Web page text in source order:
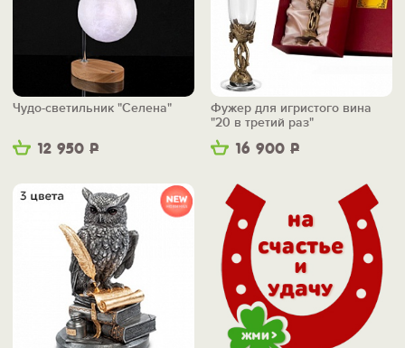
12 950 Р
Чудо-светильник "Селена"
16 900 Р
Фужер для игристого вина
"20 в третий раз"